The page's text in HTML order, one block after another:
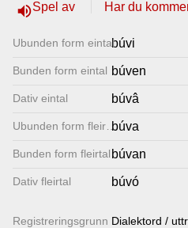
volume_upSpel av Har du
Ubunden form eintalbúvi
Bunden form eintal búven
Dativ eintal búvâ
Ubunden form fleirtal
búva
Bunden form fleirtal búvan
Dativ fleirtal búvó
Registrerings­grunn Dialektord /
Kontakt
oss